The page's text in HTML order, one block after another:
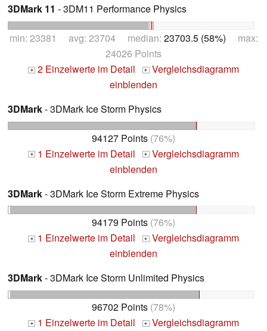
3DMark 11 - 3DM11 Performance Physics
min: 23381 avg: 23704 median: 23703.5 (58%) max:
24026 Points
+ 2 Einzelwerte im Detail + Vergleichsdiagramm
einblenden
3DMark- 3DMark Ice Storm Physics
94127 Points (76%)
+ 1 Einzelwerte im Detail + Vergleichsdiagramm
einblenden
3DMark- 3DMark Ice Storm Extreme Physics
94179 Points (76%)
+ 1 Einzelwerte im Detail + Vergleichsdiagramm
einblenden
3DMark- 3DMark Ice Storm Unlimited Physics
96702 Points (78%)
+ 1 Einzelwerte im Detail + Vergleichsdiagramm